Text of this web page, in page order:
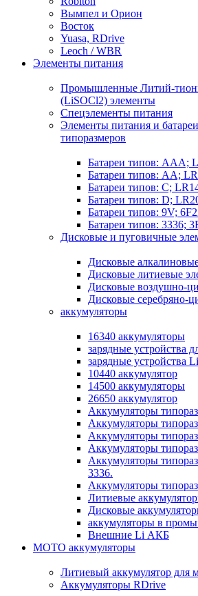
Вымпел и Орион
Восток
Yuasa, RDrive
Leoch / WBR
Элементы питания
Промышленные Литий-
(LiSOCl2) элементы
Спецэлементы питания
Элементы питания и
типоразмеров
Батареи типов: AAA;
Батареи типов: AA;
Батареи типов: C;
Батареи типов: D;
Батареи типов: 9V;
Батареи типов: 3336;
Дисковые и пуговичные
Дисковые
Дисковые литиевые
Дисковые воздушно-
Дисковые серебряно-
аккумуляторы
16340 аккумуляторы
зарядные устройства
зарядные устройства
10440 аккумулятор
14500 аккумуляторы
26650 аккумулятор
Аккумуляторы
Аккумуляторы
Аккумуляторы
Аккумуляторы
Аккумуляторы
3336.
Аккумуляторы
Литиевые
Дисковые
аккумуляторы в
Внешние Li АКБ
МОТО аккумуляторы
Литиевый аккумулятор для
Аккумуляторы RDrive